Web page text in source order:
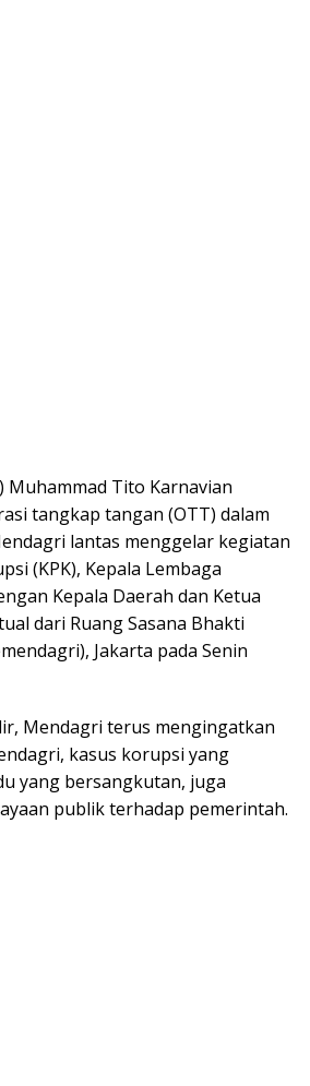
Muhammad Tito Karnavian
tangkap tangan (OTT) dalam
lantas menggelar kegiatan
(KPK), Kepala Lembaga
Kepala Daerah dan Ketua
dari Ruang Sasana Bhakti
Jakarta pada Senin
Mendagri terus mengingatkan
kasus korupsi yang
yang bersangkutan, juga
publik terhadap pemerintah.